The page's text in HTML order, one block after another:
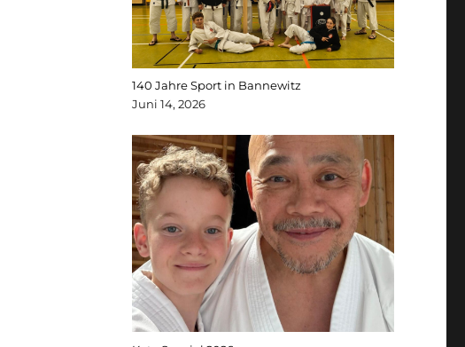
140 Jahre Sport in Bannewitz
Juni 14, 2026